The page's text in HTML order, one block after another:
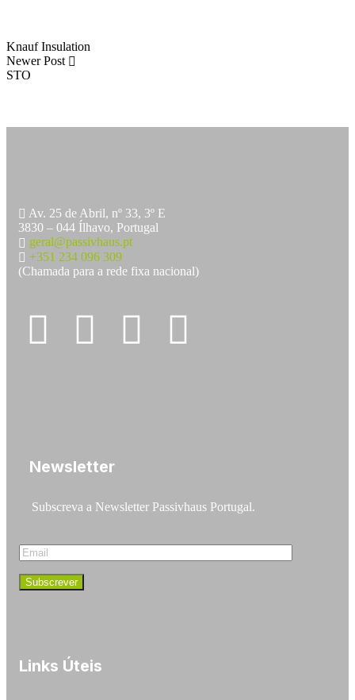
Knauf Insulation
Newer Post
STO
Av. 25 de Abril, nº 33, 3º E
3830 – 044 Ílhavo, Portugal
geral@passivhaus.pt
+351 234 096 309
(Chamada para a rede fixa nacional)
Newsletter
Subscreva a Newsletter Passivhaus Portugal.
Links Úteis